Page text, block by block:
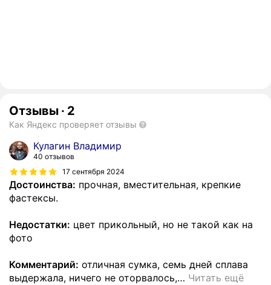
Отзывы · 2
Как Яндекс проверяет отзывы
Кулагин Владимир
40 отзывов
17 сентября 2024
Достоинства: прочная, вместительная, крепкие
фастексы.
Недостатки: цвет прикольный, но не такой как на
фото
Комментарий: отличная сумка, семь дней сплава
выдержала, ничего не оторвалось,… Читать ещё